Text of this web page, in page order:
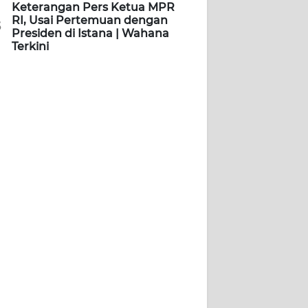
Keterangan Pers Ketua MPR
RI, Usai Pertemuan dengan
Presiden di Istana | Wahana
Terkini